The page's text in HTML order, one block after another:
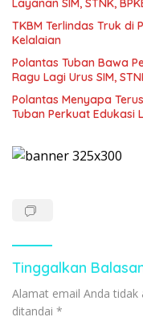
Layanan SIM, STNK,
TKBM Terlindas Truk di
Kelalaian
Polantas Tuban Bawa
Ragu Lagi Urus SIM,
Polantas Menyapa
Tuban Perkuat Edukasi
Tinggalkan
Alamat email Anda tidak
ditandai *